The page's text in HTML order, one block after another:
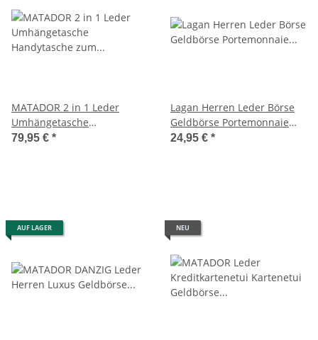
MATADOR 2 in 1 Leder
Umhängetasche
Handytasche zum
79,95 € *
Lagan Herren Leder Börse
Geldbörse Portemonnaie
Geldbeutel Brieftasche
24,95 € *
AUF LAGER NEU